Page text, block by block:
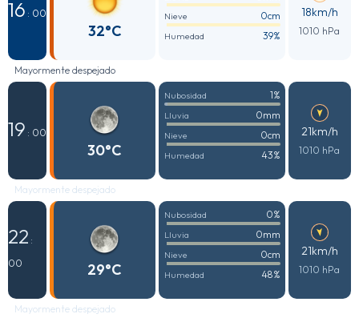
16 : 00
32°C
Nieve 0cm
Humedad 39%
18km/h
1010 hPa
Mayormente despejado
19 : 00
30°C
Nubosidad 1%
Lluvia 0mm
Nieve 0cm
Humedad 43%
21km/h
1010 hPa
Mayormente despejado
22 :
00
29°C
Nubosidad 0%
Lluvia 0mm
Nieve 0cm
Humedad 48%
21km/h
1010 hPa
Mayormente despejado